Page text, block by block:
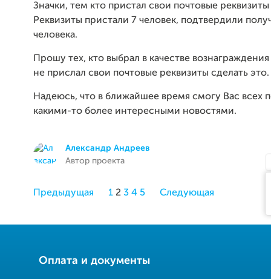
Значки, тем кто пристал свои почтовые
Реквизиты пристали 7 человек, подтвердили
человека.
Прошу тех, кто выбрал в качестве
не прислал свои почтовые реквизиты сделать это.
Надеюсь, что в ближайшее время смогу Вас всех
какими-то более интересными новостями.
Александр Андреев
Автор проекта
Предыдущая 1 2 3 4 5 Следующая
Оплата и документы